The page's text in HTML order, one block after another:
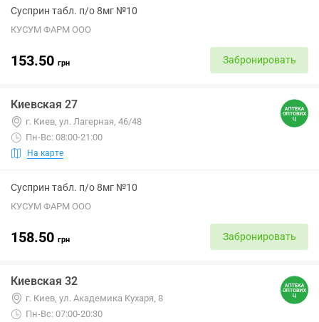
Сусприн табл. п/о 8мг №10
КУСУМ ФАРМ ООО
153.50 грн Забронировать
Киевская 27
г. Киев, ул. Лагерная, 46/48
Пн-Вс: 08:00-21:00
На карте
Сусприн табл. п/о 8мг №10
КУСУМ ФАРМ ООО
158.50 грн Забронировать
Киевская 32
г. Киев, ул. Академика Кухаря, 8
Пн-Вс: 07:00-20:30